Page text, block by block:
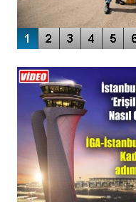
ENGELLERİN AŞILDIĞI